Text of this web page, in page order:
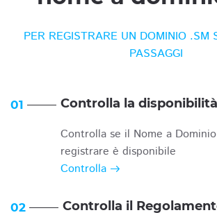
PER REGISTRARE UN DOMINIO .SM
PASSAGGI
01 Controlla la disponibilità
Controlla se il Nome a
registrare è disponibile
Controlla
02 Controlla il